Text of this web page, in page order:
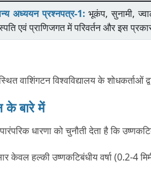
अध्ययन प्रश्नपत्र-1:भूकंप, सुनामी,
एवं प्राणिजगत में परिवर्तन और इस
वाशिंगटन विश्वविद्यालय के शोधकर्ताओं
के बारे में
धारणा को चुनौती देता है कि
हल्की उष्णकटिबंधीय वर्षा (0.2-4